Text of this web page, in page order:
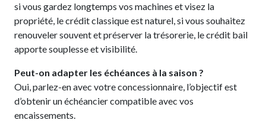
si vous gardez longtemps vos machines et visez la
propriété, le crédit classique est naturel, si vous souhaitez
renouveler souvent et préserver la trésorerie, le crédit bail
apporte souplesse et visibilité.
Peut-on adapter les échéances à la saison ?
Oui, parlez-en avec votre concessionnaire, l’objectif est
d’obtenir un échéancier compatible avec vos
encaissements.